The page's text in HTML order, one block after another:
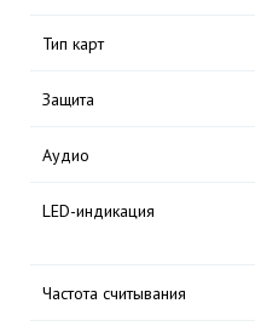
Тип карт
Защита
Аудио
LED-индикация
Частота считывания